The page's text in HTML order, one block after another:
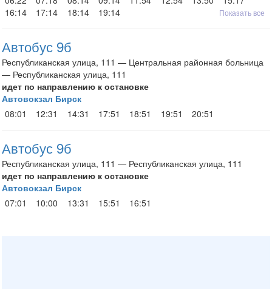
16:14
17:14 18:14 19:14 Показать все
Автобус 9б
Республиканская улица, 111 — Центральная районная больница
— Республиканская улица, 111
идет по направлению к остановке
Автовокзал Бирск
08:01
12:31 14:31 17:51 18:51 19:51 20:51
Автобус 9б
Республиканская улица, 111 — Республиканская улица, 111
идет по направлению к остановке
Автовокзал Бирск
07:01
10:00 13:31 15:51 16:51